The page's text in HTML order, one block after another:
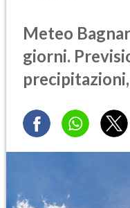
Meteo
giorni.